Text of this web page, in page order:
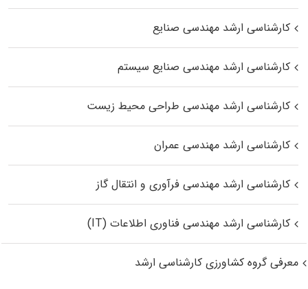
کارشناسی ارشد مهندسی صنایع
کارشناسی ارشد مهندسی صنایع سیستم
کارشناسی ارشد مهندسی طراحی محیط زیست
کارشناسی ارشد مهندسی عمران
کارشناسی ارشد مهندسی فرآوری و انتقال گاز
کارشناسی ارشد مهندسی فناوری اطلاعات (IT)
معرفی گروه کشاورزی کارشناسی ارشد